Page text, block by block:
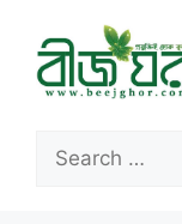
content
for: